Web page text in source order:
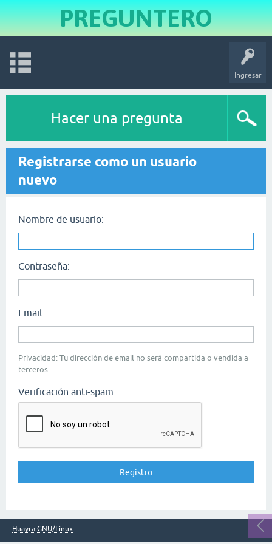
PREGUNTERO
Ingresar
Hacer una pregunta
Registrarse como un usuario
nuevo
Nombre de usuario:
Contraseña:
Email:
Privacidad: Tu dirección de email no será compartida o vendida a
terceros.
Verificación anti-spam:
Huayra GNU/Linux